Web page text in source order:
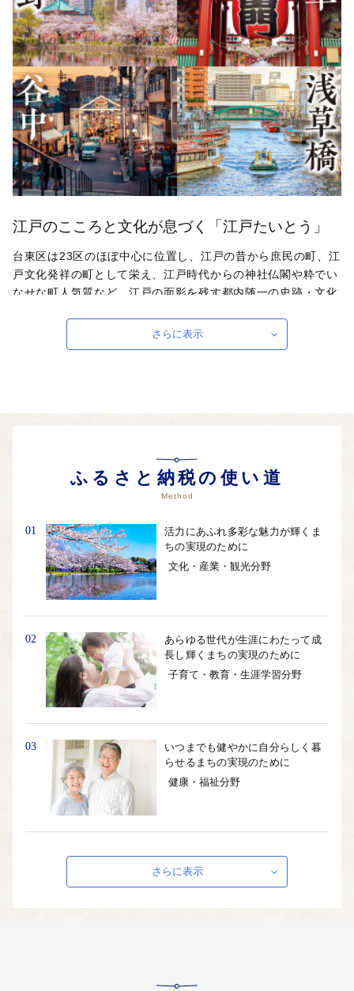
江戸のこころと文化が息づく「江戸たいとう」
台東区は23区のほぼ中心に位置し、江戸の昔から庶民の町、江
戸文化発祥の町として栄え、江戸時代からの神社仏閣や粋でい
なせな町人気質など、江戸の面影を残す都内随一の史跡・文化
文化施設がある「上野」、芸術・芸能と庶民文化の一大中心地
である「浅草」、昔ながらの風情や街並みが残る「谷中」な
外部サイトへ遷移します。
さらに表示
ふるさと納税の使い道
Method
01
活力にあふれ多彩な魅力が輝くま
ちの実現のために
文化・産業・観光分野
02
あらゆる世代が生涯にわたって成
長し輝くまちの実現のために
子育て・教育・生涯学習分野
03
いつまでも健やかに自分らしく暮
らせるまちの実現のために
健康・福祉分野
誰もが誇りや憧れを抱く安全安心
で快適なまちの実現のために
まちづくり・防災防犯・環境分野
さらに表示